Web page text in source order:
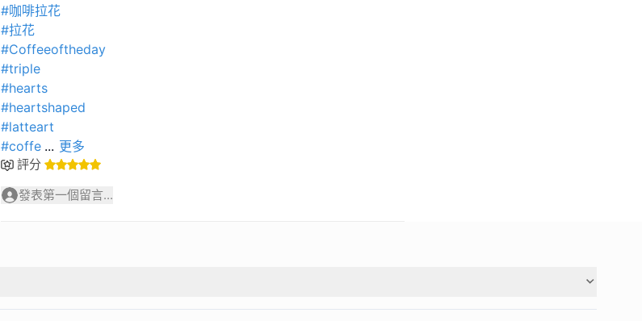
#咖啡拉花
#拉花
#Coffeeoftheday
#triple
#hearts
#heartshaped
#latteart
#coffe ... 更多
評分
發表第一個留言...